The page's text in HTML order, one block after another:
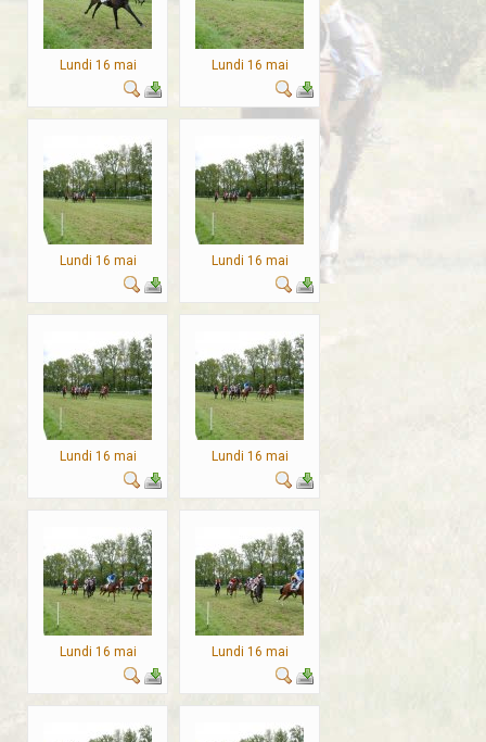
Lundi 16 mai Lundi 16 mai
Lundi 16 mai Lundi 16 mai
Lundi 16 mai Lundi 16 mai
Lundi 16 mai Lundi 16 mai